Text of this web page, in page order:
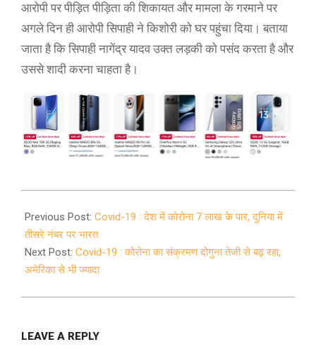
आरोपी पर पीड़ित पीड़िता की शिकायत और मामला के गरमाने पर
अगले दिन ही आरोपी सिपाही ने किशोरी को घर पहुंचा दिया। बताया
जाता है कि सिपाही नागेंद्र यादव उक्त लड़की को पसंद करता है और
उससे शादी करना चाहता है।
07-
06
Previous Post: Covid-19 : देश में कोरोना 7 लाख के पार, दुनिया में
तीसरे नंबर पर भारत
Next Post: Covid-19 : कोरोना का संक्रमण दोगुना तेजी से बढ़ रहा,
अमेरिका से भी ज्यादा
LEAVE A REPLY